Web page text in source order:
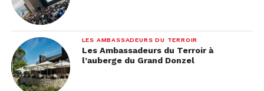
LES AMBASSADEURS DU TERROIR
Les Ambassadeurs du Terroir à
l’auberge du Grand Donzel